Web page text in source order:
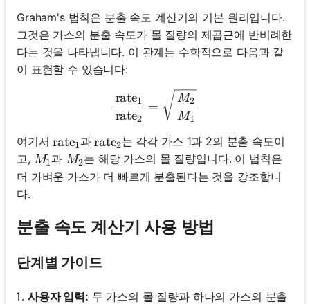
Graham's 법칙은 분출 속도 계산기의 기본 원리입니다.
그것은 가스의 분출 속도가 몰 질량의 제곱근에 반비례한
다는 것을 나타냅니다. 이 관계는 수학적으로 다음과 같
이 표현할 수 있습니다:
rate2
rate1 =
M1
M2
여기서\text{rate}_1
rate1과\text{rate}_2
rate2는 각각 가스 1과 2의 분출 속도이
고, M_1
M1과 M_2
M2는 해당 가스의 몰 질량입니다. 이 법칙은
더 가벼운 가스가 더 빠르게 분출된다는 것을 강조합니
다.
분출 속도 계산기 사용 방법
단계별 가이드
사용자 입력: 두 가스의 몰 질량과 하나의 가스의 분출